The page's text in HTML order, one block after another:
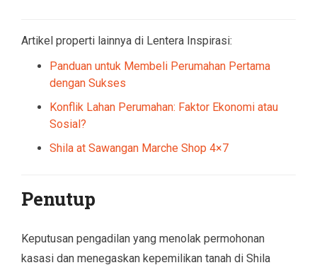
Artikel properti lainnya di Lentera Inspirasi:
Panduan untuk Membeli Perumahan Pertama
dengan Sukses
Konflik Lahan Perumahan: Faktor Ekonomi atau
Sosial?
Shila at Sawangan Marche Shop 4×7
Penutup
Keputusan pengadilan yang menolak permohonan
kasasi dan menegaskan kepemilikan tanah di Shila